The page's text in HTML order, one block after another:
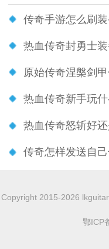
传奇手游怎么刷
热血传奇封勇士
原始传奇涅槃剑
热血传奇新手玩
热血传奇怒斩好
传奇怎样发送自
Copyright 2015-2026
鄂ICP